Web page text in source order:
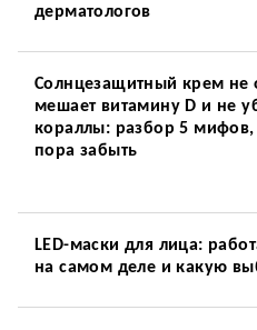
дерматологов
Солнцезащитный крем не
мешает витамину D и не
кораллы: разбор 5 мифов,
пора забыть
LED-маски для лица:
на самом деле и какую